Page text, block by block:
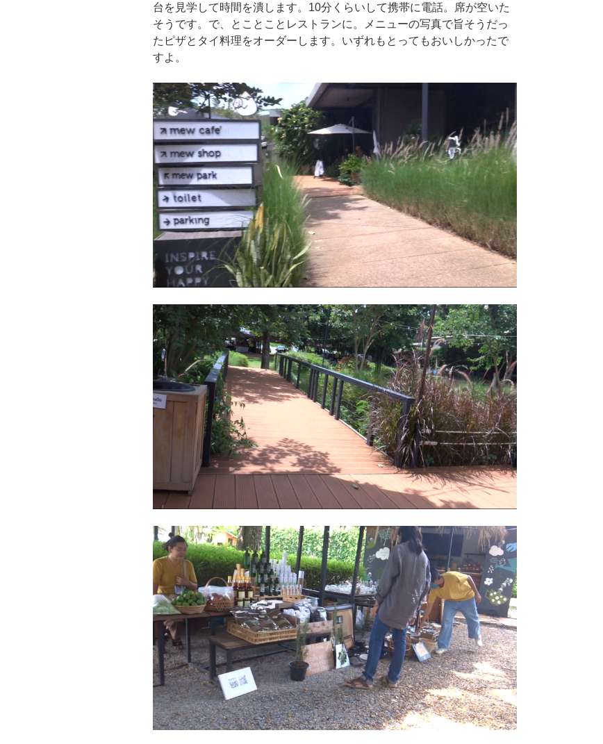
台を見学して時間を潰します。10分くらいして携帯に電話。席が空いた
そうです。で、とことことレストランに。メニューの写真で旨そうだっ
たピザとタイ料理をオーダーします。いずれもとってもおいしかったで
すよ。